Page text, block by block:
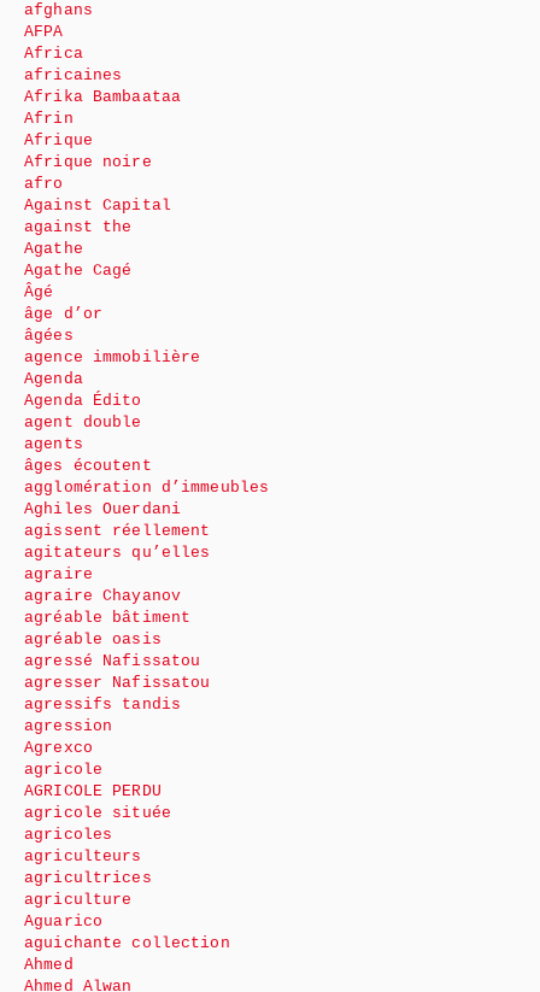
afghans
AFPA
Africa
africaines
Afrika Bambaataa
Afrin
Afrique
Afrique noire
afro
Against Capital
against the
Agathe
Agathe Cagé
Âgé
âge d’or
âgées
agence immobilière
Agenda
Agenda Édito
agent double
agents
âges écoutent
agglomération d’immeubles
Aghiles Ouerdani
agissent réellement
agitateurs qu’elles
agraire
agraire Chayanov
agréable bâtiment
agréable oasis
agressé Nafissatou
agresser Nafissatou
agressifs tandis
agression
Agrexco
agricole
AGRICOLE PERDU
agricole située
agricoles
agriculteurs
agricultrices
agriculture
Aguarico
aguichante collection
Ahmed
Ahmed Alwan